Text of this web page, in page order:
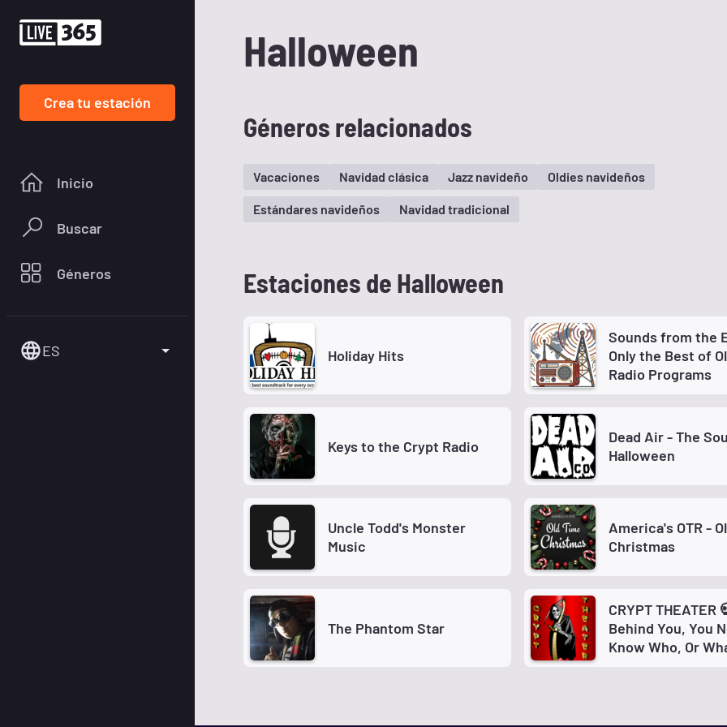
Crea tu estación
Inicio
Buscar
Géneros
ES
Halloween
Géneros relacionados
Vacaciones Navidad clásica Jazz navideño Oldies navideños
Estándares navideños Navidad tradicional
Estaciones de Halloween
Holiday Hits
Sounds from the
Only the Best of
Radio Programs
Keys to the Crypt Radio
Dead Air - The
Halloween
Uncle Todd's Monster
Music
America's OTR -
Christmas
The Phantom Star
CRYPT THEATER
Behind You, You
Know Who, Or